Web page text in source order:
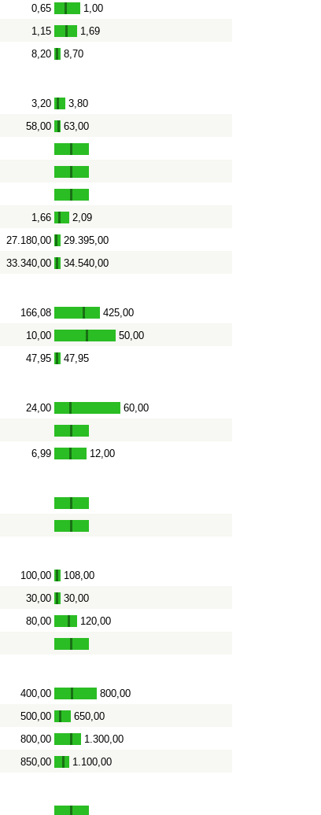
0,65 - 1,00
1,15 - 1,69
8,20 - 8,70
3,20 - 3,80
58,00 - 63,00
1,66 - 2,09
27.180,00 - 29.395,00
33.340,00 - 34.540,00
166,08 - 425,00
10,00 - 50,00
47,95 - 47,95
24,00 - 60,00
6,99 - 12,00
100,00 - 108,00
30,00 - 30,00
80,00 - 120,00
400,00 - 800,00
500,00 - 650,00
800,00 - 1.300,00
850,00 - 1.100,00